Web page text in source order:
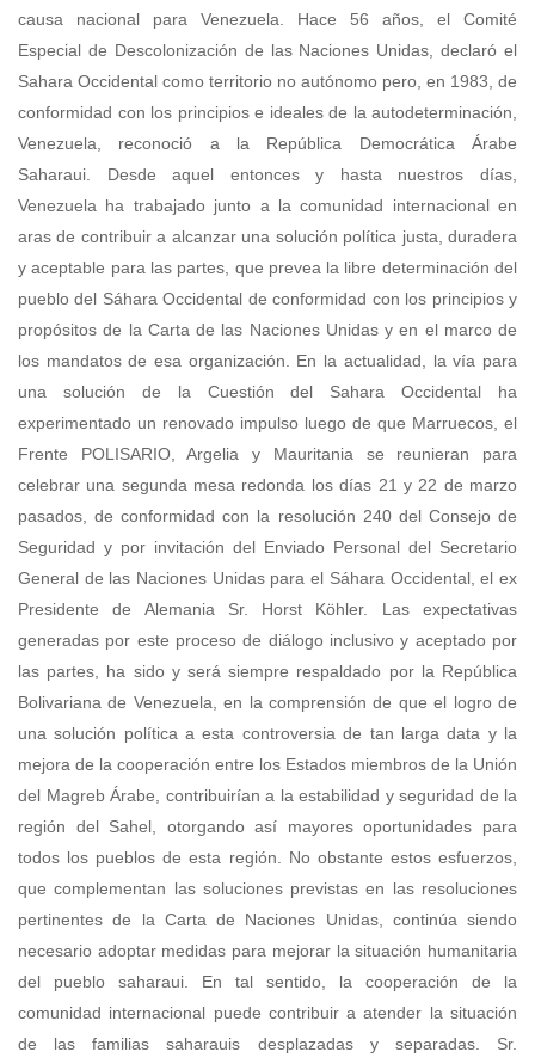
causa nacional para Venezuela. Hace 56 años, el Comité
Especial de Descolonización de las Naciones Unidas, declaró el
Sahara Occidental como territorio no autónomo pero, en 1983, de
conformidad con los principios e ideales de la autodeterminación,
Venezuela, reconoció a la República Democrática Árabe
Saharaui. Desde aquel entonces y hasta nuestros días,
Venezuela ha trabajado junto a la comunidad internacional en
aras de contribuir a alcanzar una solución política justa, duradera
y aceptable para las partes, que prevea la libre determinación del
pueblo del Sáhara Occidental de conformidad con los principios y
propósitos de la Carta de las Naciones Unidas y en el marco de
los mandatos de esa organización. En la actualidad, la vía para
una solución de la Cuestión del Sahara Occidental ha
experimentado un renovado impulso luego de que Marruecos, el
Frente POLISARIO, Argelia y Mauritania se reunieran para
celebrar una segunda mesa redonda los días 21 y 22 de marzo
pasados, de conformidad con la resolución 240 del Consejo de
Seguridad y por invitación del Enviado Personal del Secretario
General de las Naciones Unidas para el Sáhara Occidental, el ex
Presidente de Alemania Sr. Horst Köhler. Las expectativas
generadas por este proceso de diálogo inclusivo y aceptado por
las partes, ha sido y será siempre respaldado por la República
Bolivariana de Venezuela, en la comprensión de que el logro de
una solución política a esta controversia de tan larga data y la
mejora de la cooperación entre los Estados miembros de la Unión
del Magreb Árabe, contribuirían a la estabilidad y seguridad de la
región del Sahel, otorgando así mayores oportunidades para
todos los pueblos de esta región. No obstante estos esfuerzos,
que complementan las soluciones previstas en las resoluciones
pertinentes de la Carta de Naciones Unidas, continúa siendo
necesario adoptar medidas para mejorar la situación humanitaria
del pueblo saharaui. En tal sentido, la cooperación de la
comunidad internacional puede contribuir a atender la situación
de las familias saharauis desplazadas y separadas. Sr.